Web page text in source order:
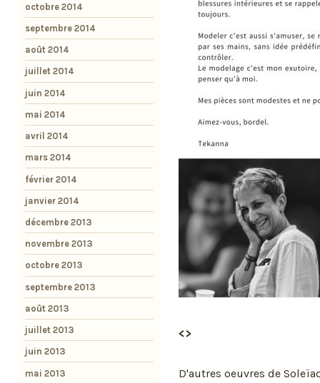
<>
D'autres oeuvres de
octobre 2014
septembre 2014
août 2014
juillet 2014
juin 2014
mai 2014
avril 2014
mars 2014
février 2014
janvier 2014
décembre 2013
novembre 2013
octobre 2013
septembre 2013
août 2013
juillet 2013
juin 2013
mai 2013